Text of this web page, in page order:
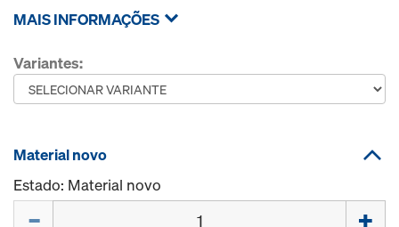
MAIS INFORMAÇÕES
Variantes:
Material novo
Estado: Material novo